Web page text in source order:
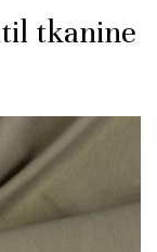
tkanine